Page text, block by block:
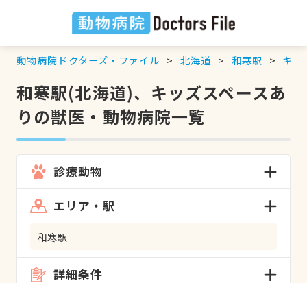
動物病院ドクターズ・ファイル 北海道 和寒駅 キッ
和寒駅(北海道)、キッズスペースあ
りの獣医・動物病院一覧
診療動物
エリア・駅
和寒駅
詳細条件